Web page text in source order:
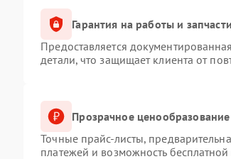
Гарантия на работы и запчасти
Предоставляется
детали, что защищает клиента от
Прозрачное
Точные прайс-листы,
платежей и возможность